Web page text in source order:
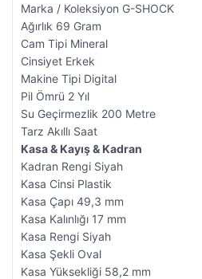
Marka / Koleksiyon G-SHOCK
Ağırlık 69 Gram
Cam Tipi Mineral
Cinsiyet Erkek
Makine Tipi Digital
Pil Ömrü 2 Yıl
Su Geçirmezlik 200 Metre
Tarz Akıllı Saat
Kasa & Kayış & Kadran
Kadran Rengi Siyah
Kasa Cinsi Plastik
Kasa Çapı 49,3 mm
Kasa Kalınlığı 17 mm
Kasa Rengi Siyah
Kasa Şekli Oval
Kasa Yüksekliği 58,2 mm